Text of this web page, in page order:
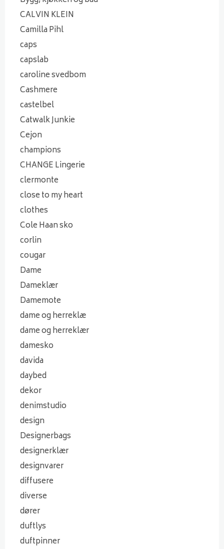
CALVIN KLEIN
Camilla Pihl
caps
capslab
caroline svedbom
Cashmere
castelbel
Catwalk Junkie
Cejon
champions
CHANGE Lingerie
clermonte
close to my heart
clothes
Cole Haan sko
corlin
cougar
Dame
Dameklær
Damemote
dame og herreklæ
dame og herreklær
damesko
davida
daybed
dekor
denimstudio
design
Designerbags
designerklær
designvarer
diffusere
diverse
dører
duftlys
duftpinner